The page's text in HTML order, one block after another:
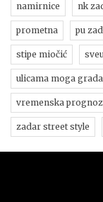
namirnice nk
prometna pu
stipe miočić
ulicama moga grada
vremenska
zadar street style